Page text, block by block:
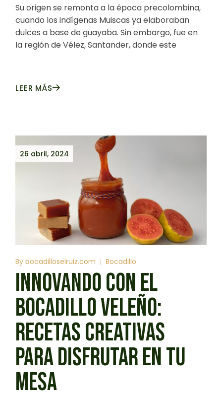
Su origen se remonta a la época precolombina,
cuando los indígenas Muiscas ya elaboraban
dulces a base de guayaba. Sin embargo, fue en
la región de Vélez, Santander, donde este
LEER MÁS
26 abril, 2024
By bocadilloselruiz.com Bocadillo
INNOVANDO CON EL
BOCADILLO VELEÑO:
RECETAS CREATIVAS
PARA DISFRUTAR EN TU
MESA